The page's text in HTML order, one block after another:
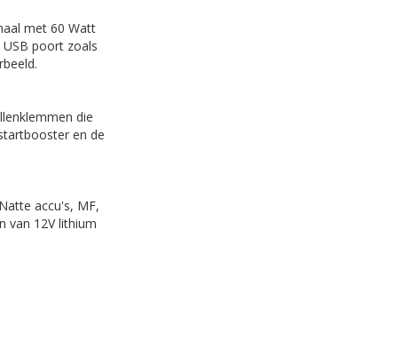
met 60 Watt
poort zoals
die
en de
accu's, MF,
van 12V lithium